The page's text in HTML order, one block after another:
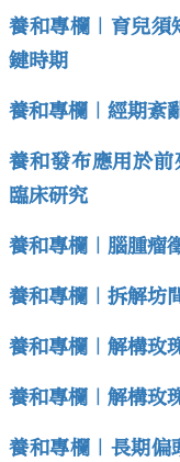
養和專欄｜育兒須
鍵時期
養和專欄｜經期紊
養和發布應用於
臨床研究
養和專欄｜腦腫瘤
養和專欄｜拆解坊
養和專欄｜解構玫
養和專欄｜解構玫
養和專欄｜長期偏